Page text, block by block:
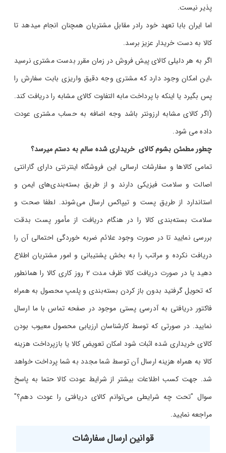
پذیر نیست.
اما ایران بابا تعهد خود رادر مقابل مشتریان همچنان انجام میدهد تا
کالا به دست خریدار عزیز برسد.
اگر به هر دلیلی کالای پیش فروش در زمان مقرر بدست مشتری نرسید
،این امکان وجود دارد که مشتری وجه دقیق واریزی بابت سفارش را
پس بگیرد یا اینکه با پرداخت مابه التفاوت کالای مشابه را دریافت کند.
(اگر کالای مشابه ارزونتر باشد وجه اضافه به حساب مشتری عودت
داده می شود.
چطور مطمئن بشوم کالای خریداری شده سالم به دستم میرسد؟
تمامی کالاها و سفارشات ارسالی این فروشگاه اینترنتی دارای گارانتی
اصالت و سلامت فیزیکی دارند و از طریق بسته‌بندی‌های ایمن و
استاندارد از طریق پست و تیپاکس ارسال می‌شوند. لطفا صحت و
سلامت بسته‌بندی کالا را در هنگام دریافت از مأمور پست بدقت
بررسی نمایید تا در صورت وجود علائم ضربه خوردگی احتمالی آن را
دریافت نکرده و مراتب را به بخش پشتیبانی و امور مشتریان اطلاع
دهید یا در صورت دریافت کالا ظرف مدت 2 روز کاری کالا را همانطور
که تحویل گرفتید بدون باز کردن بسته‌بندی و پلمپ محصول به همراه
فاکتور دریافتی به آدرسی پستی موجود در صفحه تماس با ما ارسال
نمایید. در صورتی که توسط کارشناسان ارزیابی محصول معیوب بودن
کالای خریداری شده اثبات شود امکان تعویض کالا یا بازپرداخت هزینه
کالا به همراه هزینه ارسال آن توسط شما مجدد به شما پرداخت خواهد
شد. جهت کسب اطلاعات بیشتر از شرایط عودت کالا حتما به پاسخ
سوال "تحت چه شرایطی می‌توانم کالای دریافتی را عودت دهم؟"
مراجعه نمایید.
قوانین ارسال سفارشات